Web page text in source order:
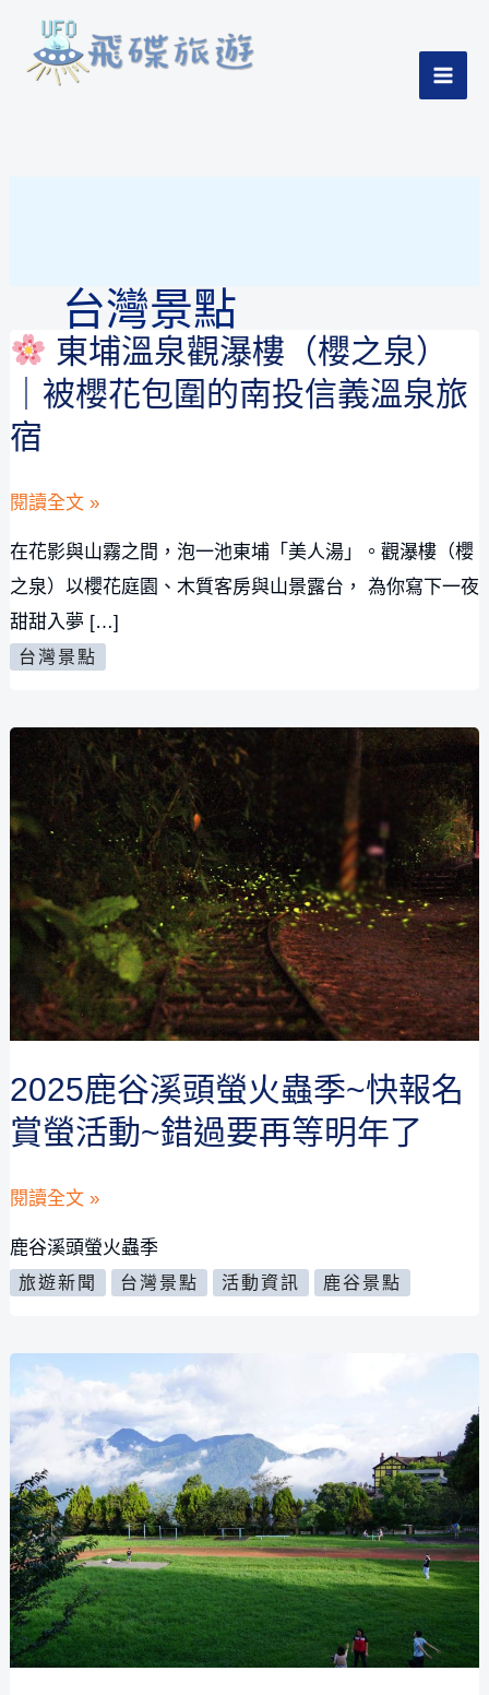
Home
台灣景點
介紹台灣的旅遊景點
東埔溫泉觀瀑樓（櫻之泉）
｜被櫻花包圍的南投信義溫泉旅
宿
泉
觀
（櫻
之
泉）
｜
被
包
的
南
信
義
溫
閱讀全文 »
在花影與山霧之間，泡一池東埔「美人湯」。觀瀑樓（櫻
之泉）以櫻花庭園、木質客房與山景露台， 為你寫下一夜
甜甜入夢 […]
台灣景點
2025鹿谷溪頭螢火蟲季~快報名
賞螢活動~錯過要再等明年了
2025
鹿
谷
溪
螢
火
蟲
季
~
快
報
名
賞
閱讀全文 »
鹿谷溪頭螢火蟲季
旅遊新聞 台灣景點 活動資訊 鹿谷景點